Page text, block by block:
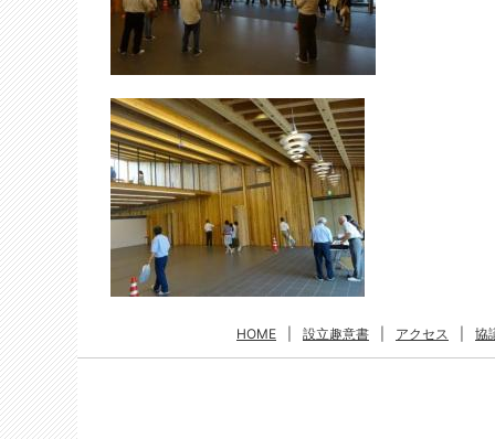
HOME 設立趣意書 アクセス 協